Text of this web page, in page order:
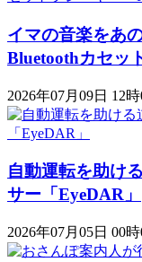
イマの音楽をあ
Bluetoothカセッ
2026年07月09日 12
自動運転を助け
サー「EyeDAR」
2026年07月05日 00